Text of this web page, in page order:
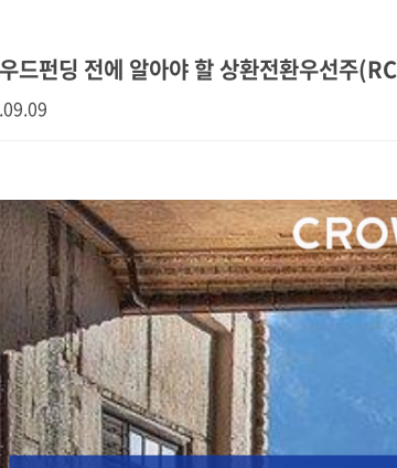
드펀딩 전에 알아야 할 상환전환우선주